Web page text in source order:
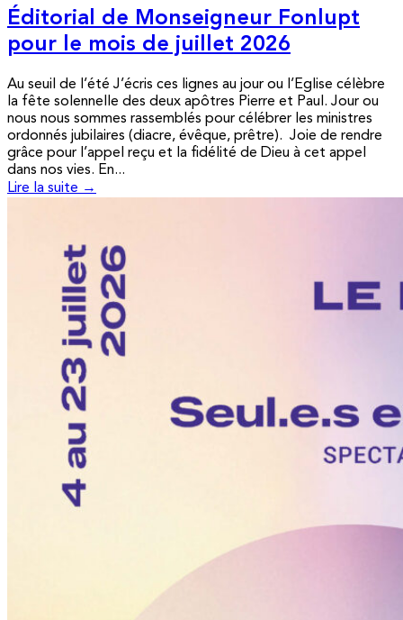
Éditorial de Monseigneur Fonlupt
pour le mois de juillet 2026
Au seuil de l’été J’écris ces lignes au jour ou l’Eglise célèbre
la fête solennelle des deux apôtres Pierre et Paul. Jour ou
nous nous sommes rassemblés pour célébrer les ministres
ordonnés jubilaires (diacre, évêque, prêtre). Joie de rendre
grâce pour l’appel reçu et la fidélité de Dieu à cet appel
dans nos vies. En...
Lire la suite →